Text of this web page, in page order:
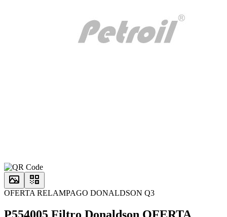
OFERTA RELAMPAGO DONALDSON Q3